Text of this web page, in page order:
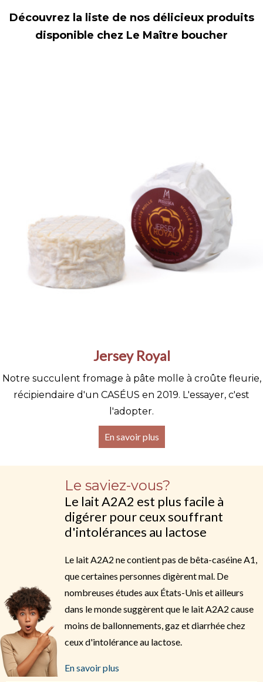
Découvrez la liste de nos délicieux produits
disponible chez Le Maître boucher
Jersey Royal
Notre succulent fromage à pâte molle à croûte fleurie,
récipiendaire d'un CASÉUS en 2019. L'essayer, c'est
l'adopter.
En savoir plus
Le saviez-vous?
Le lait A2A2 est plus facile à
digérer pour ceux souffrant
d'intolérances au lactose
Le lait A2A2 ne contient pas de bêta-caséine A1,
que certaines personnes digèrent mal. De
nombreuses études aux États-Unis et ailleurs
dans le monde suggèrent que le lait A2A2 cause
moins de ballonnements, gaz et diarrhée chez
ceux d'intolérance au lactose.
En savoir plus